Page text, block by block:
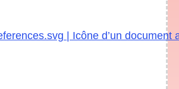
| Icône d’un document